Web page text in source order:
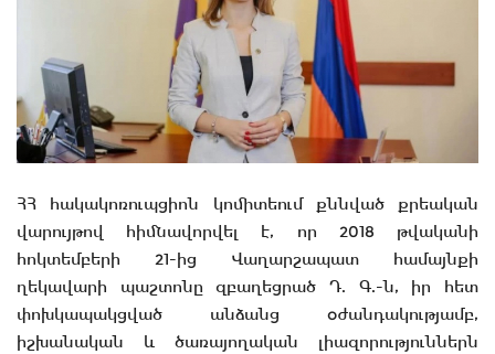
ՀՀ հակակոռուպցիոն կոմիտեում քննված քրեական
վարույթով հիմնավորվել է, որ 2018 թվականի
հոկտեմբերի 21-ից Վաղարշապատ համայնքի
ղեկավարի պաշտոնը զբաղեցրած Դ. Գ.-ն, իր հետ
փոխկապակցված անձանց օժանդակությամբ,
իշխանական և ծառայողական լիազորություններն